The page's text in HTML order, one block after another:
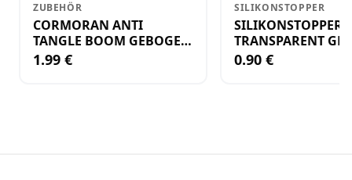
ZUBEHÖR
CORMORAN ANTI
TANGLE BOOM GEBOGEN
12CM M.WIRBEL(PLASTIK)
1.99 €
SILIKONSTOPPER
SILIKONSTOPPER
TRANSPARENT
KLEIN
0.90 €